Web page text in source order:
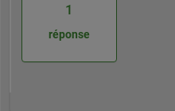
1
réponse